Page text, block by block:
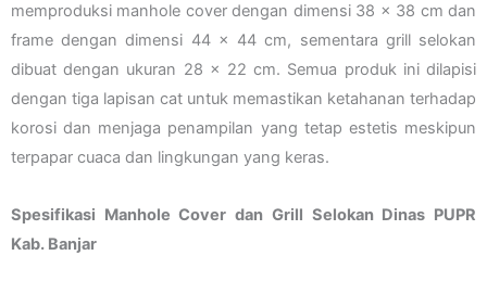
memproduksi manhole cover dengan dimensi 38 x 38 cm dan
frame dengan dimensi 44 x 44 cm, sementara grill selokan
dibuat dengan ukuran 28 x 22 cm. Semua produk ini dilapisi
dengan tiga lapisan cat untuk memastikan ketahanan terhadap
korosi dan menjaga penampilan yang tetap estetis meskipun
terpapar cuaca dan lingkungan yang keras.
Spesifikasi Manhole Cover dan Grill Selokan Dinas PUPR
Kab. Banjar